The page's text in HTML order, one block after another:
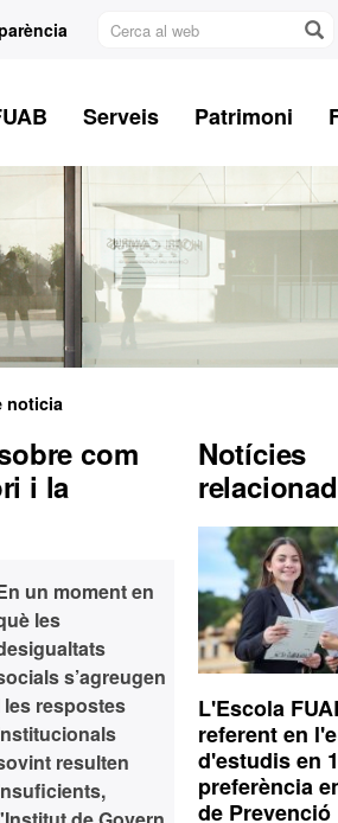
Cerca
Serveis Patrimoni
noticia
com
i la
un moment en
les
s’agreugen
les respostes
resulten
Notícies
L'Escola
referent en
d'estudis en
preferència
de